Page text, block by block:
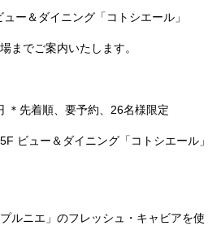
＆ダイニング「コトシエール」
ご案内いたします。
先着順、要予約、26名様限定
ビュー＆ダイニング「コトシエール」
ルニエ」のフレッシュ・キャビアを使